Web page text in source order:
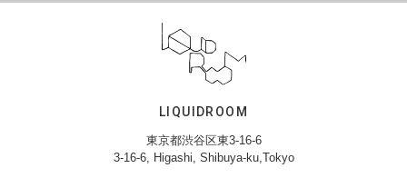
LIQUIDROOM
東京都渋谷区東3-16-6
3-16-6, Higashi, Shibuya-ku,Tokyo